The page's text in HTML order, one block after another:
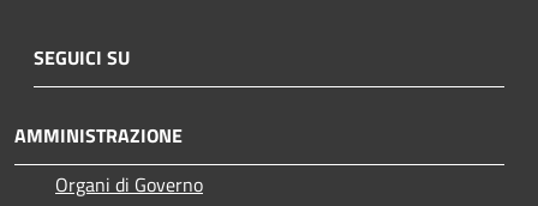
SEGUICI SU
AMMINISTRAZIONE
Organi di Governo